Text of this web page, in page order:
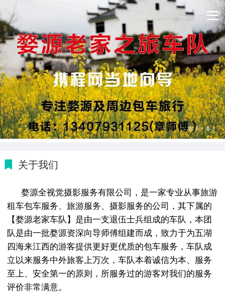
关于我们
婺源全视觉摄影服务有限公司，是一家专业从事旅游
租车包车服务、 旅游服务、摄影服务的公司，其下属的
【婺源老家车队】是由一支退伍士兵组成的车队，本团
队是由一批婺源资深向导师傅组建而成，致力于为五湖
四海来江西的游客提供更好更优质的包车服务，车队成
立以来服务中外旅客上万次，车队本着诚信为本、服务
至上、安全第一的原则，所服务过的游客对我们的服务
评价非常满意。